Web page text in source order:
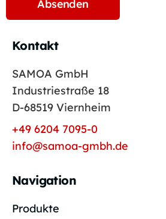
Kontakt
SAMOA GmbH
Industriestraße 18
D-68519 Viernheim
+49 6204 7095-0
info@samoa-gmbh.de
Navigation
Produkte